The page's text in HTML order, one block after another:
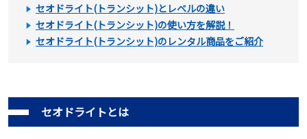
セオドライト(トランシット)とレベルの違い
セオドライト(トランシット)の使い方を解説！
セオドライト(トランシット)のレンタル商品をご紹介
セオドライトとは